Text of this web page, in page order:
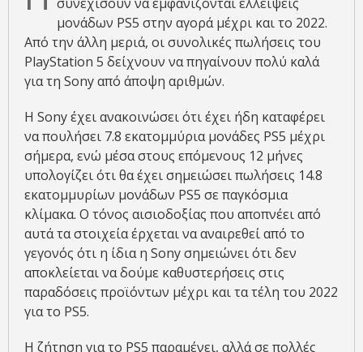
μονάδων PS5 στην αγορά μέχρι και το 2022.
Από την άλλη μεριά, οι συνολικές πωλήσεις του
PlayStation 5 δείχνουν να πηγαίνουν πολύ καλά
για τη Sony από άποψη αριθμών.
Η Sony έχει ανακοινώσει ότι έχει ήδη καταφέρει
να πουλήσει 7.8 εκατομμύρια μονάδες PS5 μέχρι
σήμερα, ενώ μέσα στους επόμενους 12 μήνες
υπολογίζει ότι θα έχει σημειώσει πωλήσεις 14.8
εκατομμυρίων μονάδων PS5 σε παγκόσμια
κλίμακα. O τόνος αισιοδοξίας που αποπνέει από
αυτά τα στοιχεία έρχεται να αναιρεθεί από το
γεγονός ότι η ίδια η Sony σημειώνει ότι δεν
αποκλείεται να δούμε καθυστερήσεις στις
παραδόσεις προϊόντων μέχρι και τα τέλη του 2022
για το PS5.
H ζήτηση για το PS5 παραμένει, αλλά σε πολλές